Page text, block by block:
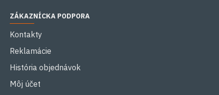
ZÁKAZNÍCKA PODPORA
Kontakty
Reklamácie
História objednávok
Môj účet